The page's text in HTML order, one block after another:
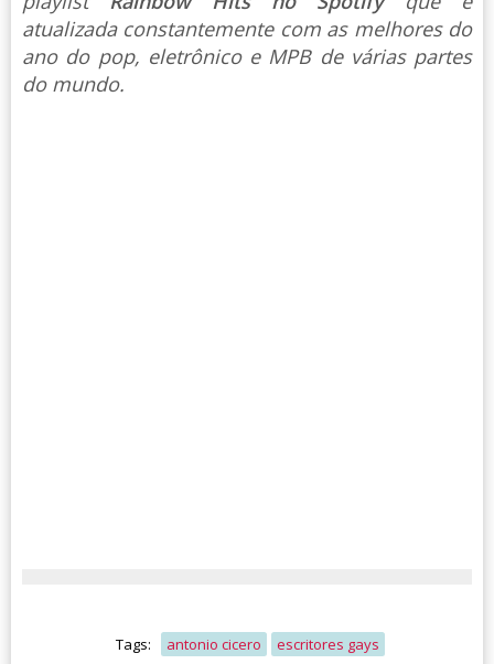
atualizada constantemente com as melhores do
ano do pop, eletrônico e MPB de várias partes
do mundo.
Tags: antonio cicero escritores gays